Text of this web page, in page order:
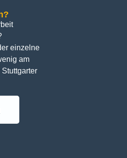
einzelne
am